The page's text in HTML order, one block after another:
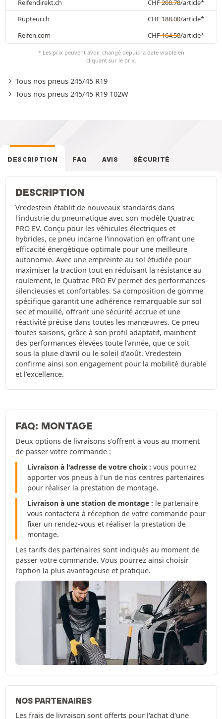
Reifendirekt.ch
CHF208.78/article*
Rupteur.ch
CHF188.00/article*
Reifen.com
CHF164.58/article*
* Les prix peuvent avoir changé depuis la date visible en
cliquant sur le prix.
Tous nos pneus 245/45 R19
Tous nos pneus 245/45 R19 102W
DESCRIPTION FAQ AVIS SÉCURITÉ
DESCRIPTION
Vredestein établit de nouveaux standards dans
l'industrie du pneumatique avec son modèle Quatrac
PRO EV. Conçu pour les véhicules électriques et
hybrides, ce pneu incarne l'innovation en offrant une
efficacité énergétique optimale pour une meilleure
autonomie. Avec une empreinte au sol étudiée pour
maximiser la traction tout en réduisant la résistance au
roulement, le Quatrac PRO EV permet des performances
silencieuses et confortables. Sa composition de gomme
spécifique garantit une adhérence remarquable sur sol
sec et mouillé, offrant une sécurité accrue et une
réactivité précise dans toutes les manœuvres. Ce pneu
toutes saisons, grâce à son profil adaptatif, maintient
des performances élevées toute l'année, que ce soit
sous la pluie d'avril ou le soleil d'août. Vredestein
confirme ainsi son engagement pour la mobilité durable
et l'excellence.
FAQ: MONTAGE
Deux options de livraisons s'offrent à vous au moment
de passer votre commande :
Livraison à l'adresse de votre choix : vous pourrez
apporter vos pneus à l'un de nos centres partenaires
pour réaliser la prestation de montage.
Livraison à une station de montage : le partenaire
vous contactera à réception de votre commande pour
fixer un rendez-vous et réaliser la prestation de
montage.
Les tarifs des partenaires sont indiqués au moment de
passer votre commande. Vous pourrez ainsi choisir
l’option la plus avantageuse et pratique.
NOS PARTENAIRES
Les frais de livraison sont offerts pour l'achat d'une